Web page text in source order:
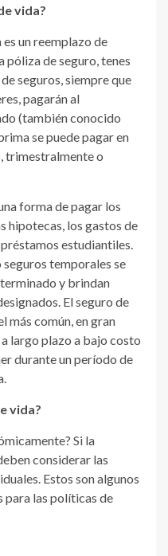
vida?
un reemplazo de
póliza de seguro, tenes
seguros, siempre que
pagarán al
(también conocido
se puede pagar en
trimestralmente o
forma de pagar los
hipotecas, los gastos de
estudiantiles.
temporales se
y brindan
El seguro de
más común, en gran
largo plazo a bajo costo
durante un período de
vida?
Si la
considerar las
Estos son algunos
para las políticas de